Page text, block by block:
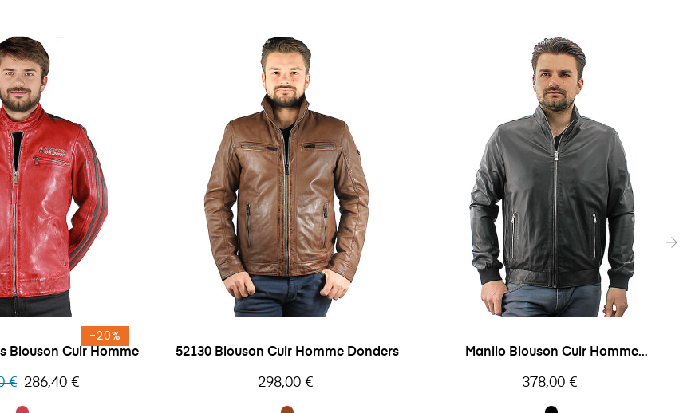
Blouson Cuir Homme
€
-20%
Prix
286,40 €
52130 Blouson Cuir Homme Donders
Prix
298,00 €
Manilo Blouson Cuir Homme
Prix
378,00 €